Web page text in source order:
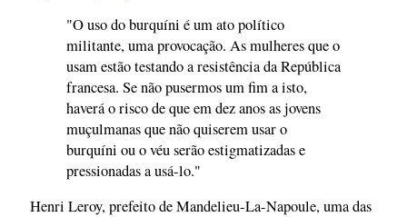
"O uso do burquíni é um ato político
militante, uma provocação. As mulheres que o
usam estão testando a resistência da República
francesa. Se não pusermos um fim a isto,
haverá o risco de que em dez anos as jovens
muçulmanas que não quiserem usar o
burquíni ou o véu serão estigmatizadas e
pressionadas a usá-lo."
Henri Leroy, prefeito de Mandelieu-La-Napoule, uma das